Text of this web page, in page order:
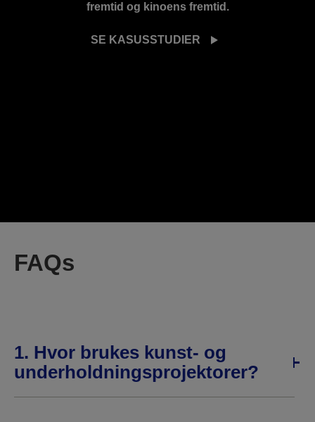
fremtid og kinoens fremtid.
SE KASUSSTUDIER
FAQs
1. Hvor brukes kunst- og
underholdningsprojektorer?